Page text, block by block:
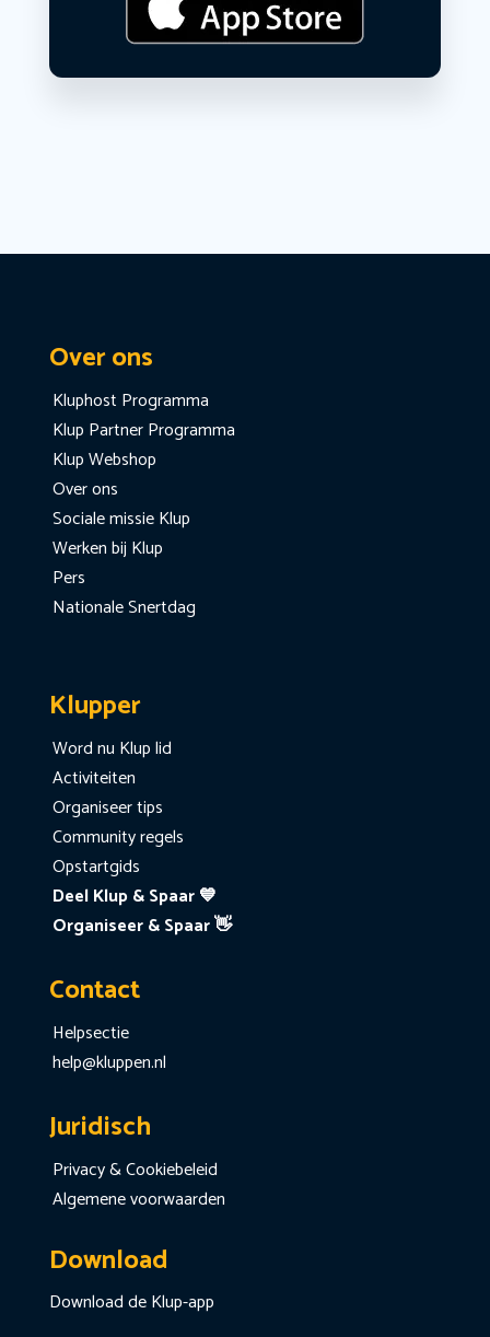
Over ons
Kluphost Programma
Klup Partner Programma
Klup Webshop
Over ons
Sociale missie Klup
Werken bij Klup
Pers
Nationale Snertdag
Klupper
Word nu Klup lid
Activiteiten
Organiseer tips
Community regels
Opstartgids
Deel Klup & Spaar 💙
Organiseer & Spaar 👋
Contact
Helpsectie
help@kluppen.nl
Juridisch
Privacy & Cookiebeleid
Algemene voorwaarden
Download
Download de Klup-app